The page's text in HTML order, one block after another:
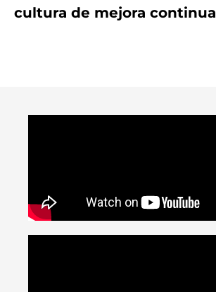
cultura de mejora continua